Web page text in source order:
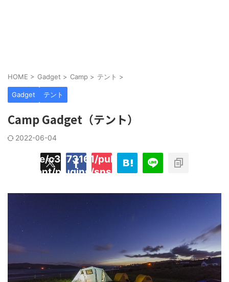
HOME > Gadget > Camp > テント >
Gadget テント
Camp Gadget（テント）
2022-06-04
/home/c3773161/public_html/
content/plugins/sns-count-cache/sns-